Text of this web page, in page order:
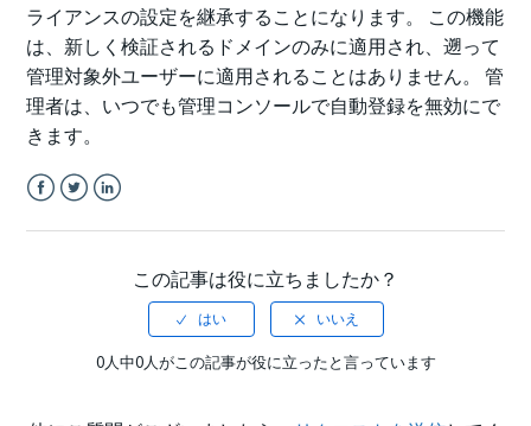
ライアンスの設定を継承することになります。 この機能
は、新しく検証されるドメインのみに適用され、遡って
管理対象外ユーザーに適用されることはありません。 管
理者は、いつでも管理コンソールで自動登録を無効にで
きます。
この記事は役に立ちましたか？
0人中0人がこの記事が役に立ったと言っています